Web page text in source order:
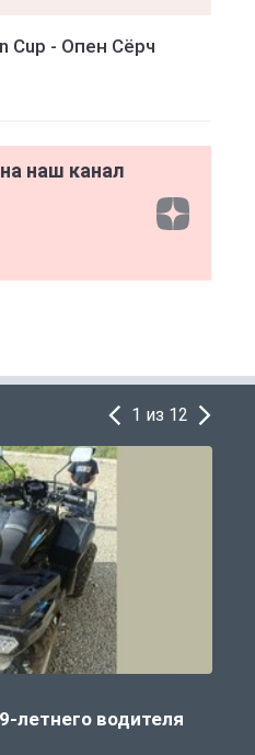
Cup - Опен Сёрч
наш канал
1 из 12
летнего водителя